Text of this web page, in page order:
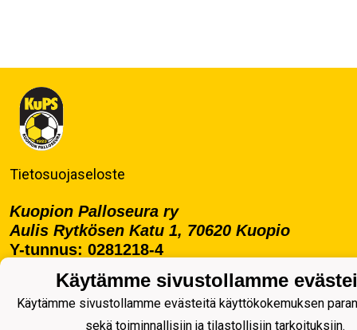
Tietosuojaseloste
Kuopion Palloseura ry
Aulis Rytkösen Katu 1, 70620 Kuopio
Y-tunnus: 0281218-4
KuPS -Elämänmittainen tarina- Banzai
Käytämme sivustollamme
Käytämme sivustollamme evästeitä käyttökokemuksen
sekä toiminnallisiin ja tilastollisiin tarkoituksiin.